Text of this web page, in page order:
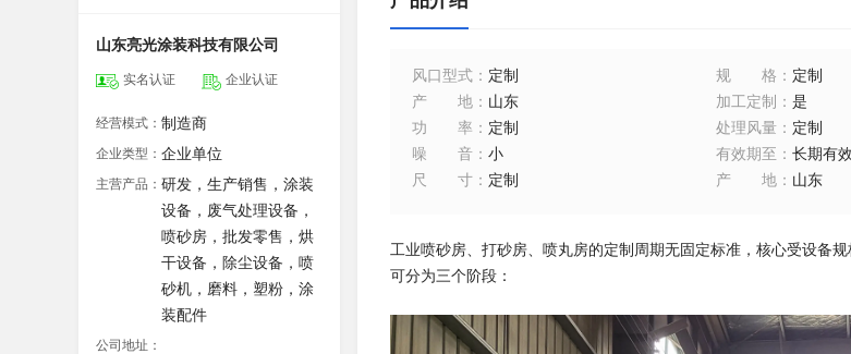
山东亮光涂装科技有限公司
实名认证 企业认证
经营模式： 制造商
企业类型： 企业单位
主营产品： 研发，生产销售，涂装
设备，废气处理设备，
喷砂房，批发零售，烘
干设备，除尘设备，喷
砂机，磨料，塑粉，涂
装配件
公司地址：
风口型式 ： 定制 规格 ： 定制
产地 ： 山东 加工定制 ： 是
功率 ： 定制 处理风量： 定制
噪音 ： 小 有效期至 ： 长期有效
尺寸 ： 定制 产地： 山东
工业喷砂房、打砂房、喷丸房的定制周期无固定标准，核心受设备
可分为三个阶段：